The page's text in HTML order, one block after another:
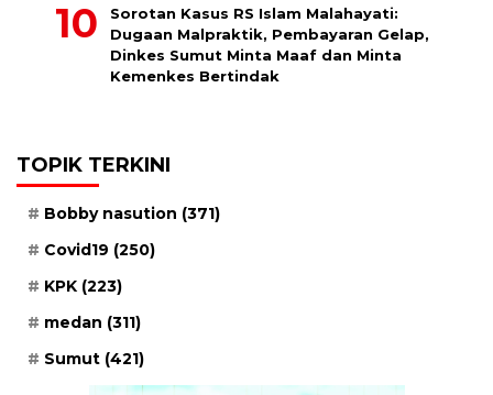
Sorotan Kasus RS Islam Malahayati:
Dugaan Malpraktik, Pembayaran Gelap,
Dinkes Sumut Minta Maaf dan Minta
Kemenkes Bertindak
TOPIK TERKINI
Bobby nasution (371)
Covid19 (250)
KPK (223)
medan (311)
Sumut (421)